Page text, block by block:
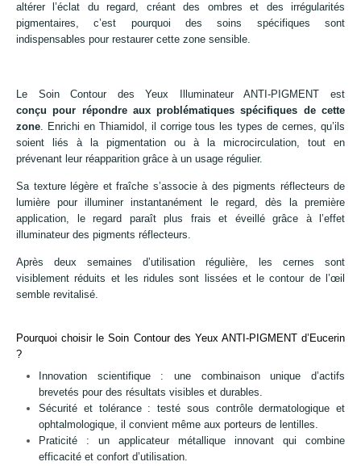
altérer l’éclat du regard, créant des ombres et des irrégularités
pigmentaires, c’est pourquoi des soins spécifiques sont
indispensables pour restaurer cette zone sensible.
Le Soin Contour des Yeux Illuminateur ANTI-PIGMENT est
conçu pour répondre aux problématiques spécifiques de cette
zone. Enrichi en Thiamidol, il corrige tous les types de cernes, qu’ils
soient liés à la pigmentation ou à la microcirculation, tout en
prévenant leur réapparition grâce à un usage régulier.
Sa texture légère et fraîche s’associe à des pigments réflecteurs de
lumière pour illuminer instantanément le regard, dès la première
application, le regard paraît plus frais et éveillé grâce à l’effet
illuminateur des pigments réflecteurs.
Après deux semaines d’utilisation régulière, les cernes sont
visiblement réduits et les ridules sont lissées et le contour de l’œil
semble revitalisé.
Pourquoi choisir le Soin Contour des Yeux ANTI-PIGMENT d’Eucerin
?
Innovation scientifique : une combinaison unique d’actifs
brevetés pour des résultats visibles et durables.
Sécurité et tolérance : testé sous contrôle dermatologique et
ophtalmologique, il convient même aux porteurs de lentilles.
Praticité : un applicateur métallique innovant qui combine
efficacité et confort d’utilisation.